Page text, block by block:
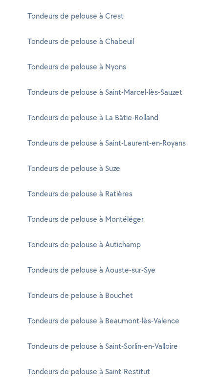
Tondeurs de pelouse à Crest
Tondeurs de pelouse à Chabeuil
Tondeurs de pelouse à Nyons
Tondeurs de pelouse à Saint-Marcel-lès-Sauzet
Tondeurs de pelouse à La Bâtie-Rolland
Tondeurs de pelouse à Saint-Laurent-en-Royans
Tondeurs de pelouse à Suze
Tondeurs de pelouse à Ratières
Tondeurs de pelouse à Montéléger
Tondeurs de pelouse à Autichamp
Tondeurs de pelouse à Aouste-sur-Sye
Tondeurs de pelouse à Bouchet
Tondeurs de pelouse à Beaumont-lès-Valence
Tondeurs de pelouse à Saint-Sorlin-en-Valloire
Tondeurs de pelouse à Saint-Restitut